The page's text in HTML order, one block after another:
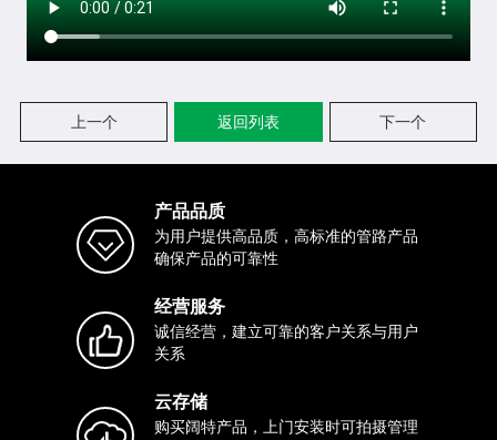
上一个 返回列表 下一个
产品品质
为用户提供高品质，高标准的管路产品
确保产品的可靠性
经营服务
诚信经营，建立可靠的客户关系与用户
关系
云存储
购买阔特产品，上门安装时可拍摄管理